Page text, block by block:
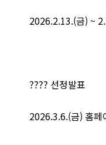
2026.2.13.(금) ~
???? 선정발표
2026.3.6.(금) 홈페